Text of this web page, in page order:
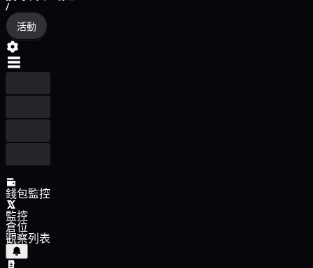
/
活動
錢包監控
監控
倉位
觀察列表